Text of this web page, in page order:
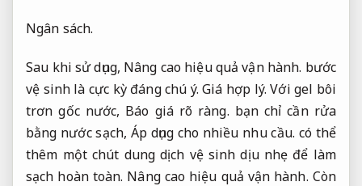
Ngân sách.
Sau khi sử dụng, Nâng cao hiệu quả vận hành. bước
vệ sinh là cực kỳ đáng chú ý.Giá hợp lý. Với gel bôi
trơn gốc nước, Báo giá rõ ràng. bạn chỉ cần rửa
bằng nước sạch, Áp dụng cho nhiều nhu cầu. có thể
thêm một chút dung dịch vệ sinh dịu nhẹ để làm
sạch hoàn toàn. Nâng cao hiệu quả vận hành. Còn